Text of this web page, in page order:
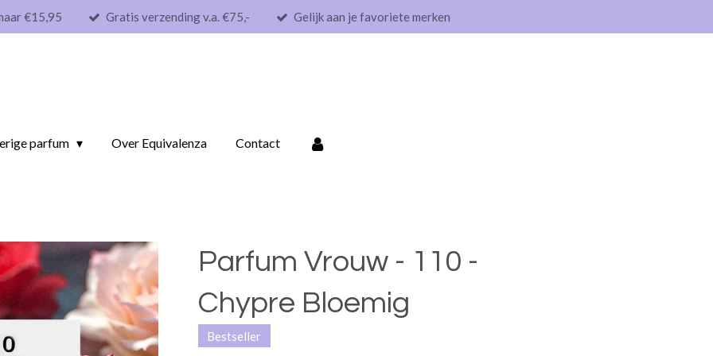
€15,95 Gratis verzending v.a. €75,- Gelijk aan je favoriete merken
parfum Over Equivalenza Contact
Parfum Vrouw - 110 -
Chypre Bloemig
Bestseller